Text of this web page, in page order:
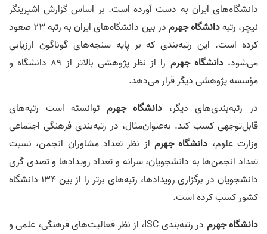
دانشگاه‌های ایران به دست آورده است. بر اساس گزارش اشپرینگر
نیچر، رتبهدانشگاه جهرم
در بین دانشگاه‌های ایران به رتبه 23 صعود
کرده است. این رتبه‌بندی که بر پایه سنجه‌های گوناگون ارزیابی
می‌شود،دانشگاه جهرم
را از نظر پژوهشی بالاتر از 89 دانشگاه و
مؤسسه پژوهشی دیگر قرار می‌دهد.
در رتبه‌بندی‌های دیگر، دانشگاه جهرم توانسته است رتبه‌های
قابل‌توجهی کسب کند. به‌عنوان‌مثال، در رتبه‌بندی فرهنگی اجتماعی
وزارت علوم، دانشگاه جهرم از نظر تعداد مشاوران انجمن، نسبت
تعداد انجمن‌ها به دانشجویان، سرانه و تعداد رویدادها و تصدی گری
دانشجویان در برگزاری رویدادها، رتبه‌های برتر را از بین 134 دانشگاه
کشور کسب کرده است.
دانشگاه جهرم
در رتبه‌بندی ISC، از نظر فعالیت‌های فرهنگی، علمی و